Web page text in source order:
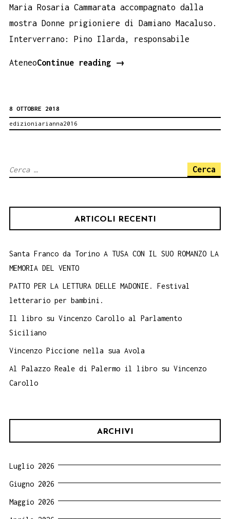
Maria Rosaria Cammarata accompagnato dalla
mostra Donne prigioniere di Damiano Macaluso.
Interverrano: Pino Ilarda, responsabile
AteneoContinue reading
Favola
Rosaria
Cammarata
le
di
Macaluso:
13
ottobre
→
8 OTTOBRE 2018
edizioniarianna2016
Ricerca
ARTICOLI RECENTI
Santa Franco da Torino A TUSA CON IL SUO ROMANZO LA
MEMORIA DEL VENTO
PATTO PER LA LETTURA DELLE MADONIE. Festival
letterario per bambini.
Il libro su Vincenzo Carollo al Parlamento
Siciliano
Vincenzo Piccione nella sua Avola
Al Palazzo Reale di Palermo il libro su Vincenzo
Carollo
ARCHIVI
Luglio 2026
Giugno 2026
Maggio 2026